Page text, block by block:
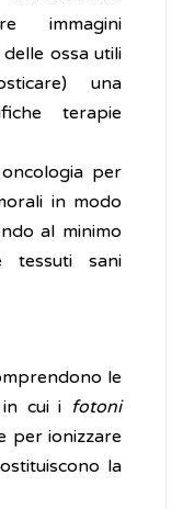
immagini
ossa utili
una
terapie
per
in modo
al minimo
sani
le
in cui i fotoni
per ionizzare
la